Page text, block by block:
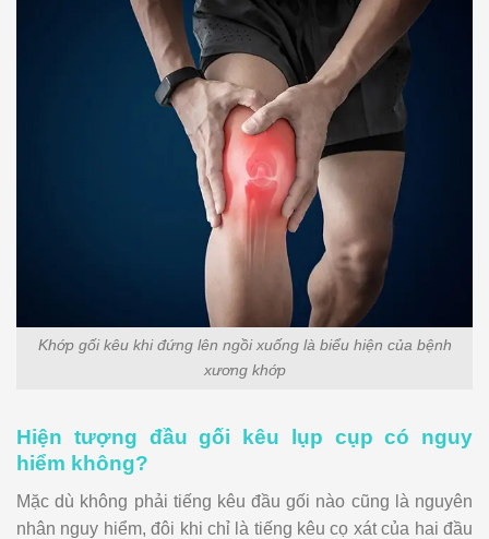
Khớp gối kêu khi đứng lên ngồi xuống là biểu hiện của bệnh
xương khớp
Hiện tượng đầu gối kêu lụp cụp có nguy
hiểm không?
Mặc dù không phải tiếng kêu đầu gối nào cũng là nguyên
nhân nguy hiểm, đôi khi chỉ là tiếng kêu cọ xát của hai đầu